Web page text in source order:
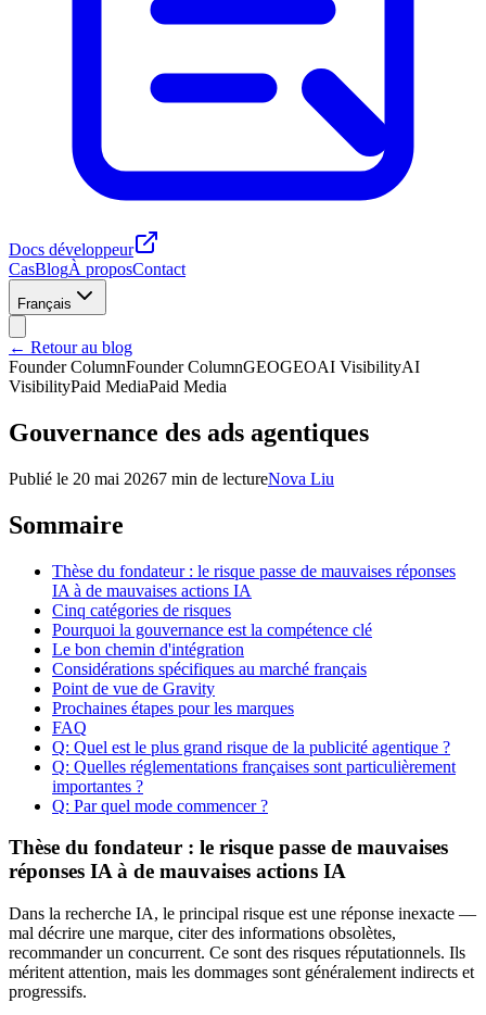
Docs développeur
CasBlogÀ proposContact
Français
← Retour au blog
Founder ColumnFounder ColumnGEOGEOAI VisibilityAI
VisibilityPaid MediaPaid Media
Gouvernance des ads agentiques
Publié le 20 mai 20267 min de lectureNova Liu
Sommaire
Thèse du fondateur : le risque passe de mauvaises réponses
IA à de mauvaises actions IA
Cinq catégories de risques
Pourquoi la gouvernance est la compétence clé
Le bon chemin d'intégration
Considérations spécifiques au marché français
Point de vue de Gravity
Prochaines étapes pour les marques
FAQ
Q: Quel est le plus grand risque de la publicité agentique ?
Q: Quelles réglementations françaises sont particulièrement
importantes ?
Q: Par quel mode commencer ?
Thèse du fondateur : le risque passe de mauvaises
réponses IA à de mauvaises actions IA
Dans la recherche IA, le principal risque est une réponse inexacte —
mal décrire une marque, citer des informations obsolètes,
recommander un concurrent. Ce sont des risques réputationnels. Ils
méritent attention, mais les dommages sont généralement indirects et
progressifs.